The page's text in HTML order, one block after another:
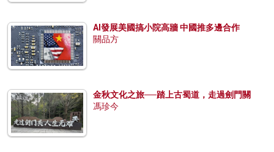
AI發展美國搞小院高牆 中國推多邊合作
關品方
金秋文化之旅──踏上古蜀道，走過劍門關
馮珍今